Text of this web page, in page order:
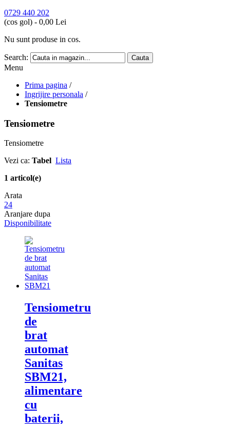
0729 440 202
(cos gol) - 0,00 Lei
Nu sunt produse in cos.
Search: Cauta
Menu
Prima pagina /
Ingrijire personala /
Tensiometre
Tensiometre
Tensiometre
Vezi ca: Tabel Lista
1 articol(e)
Arata
24
Aranjare dupa
Disponibilitate
Tensiometru
de
brat
automat
Sanitas
SBM21,
alimentare
cu
baterii,